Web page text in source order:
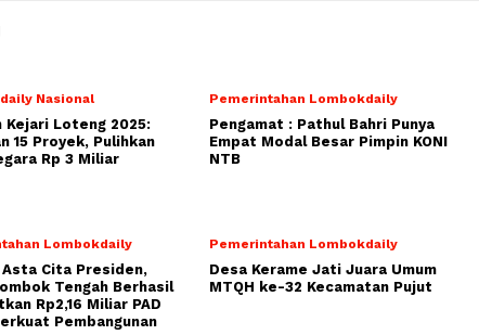
Nasional
Kejari Loteng 2025:
15 Proyek, Pulihkan
Rp 3 Miliar
Pemerintahan Lombokdaily
Pengamat : Pathul Bahri Punya
Empat Modal Besar Pimpin KONI
NTB
Lombokdaily
Asta Cita Presiden,
Tengah Berhasil
Rp2,16 Miliar PAD
Pembangunan
Pemerintahan Lombokdaily
Desa Kerame Jati Juara Umum
MTQH ke-32 Kecamatan Pujut